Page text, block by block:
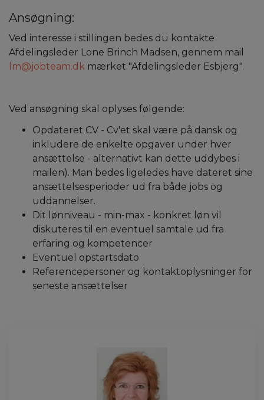
Ansøgning:
Ved interesse i stillingen bedes du kontakte
Afdelingsleder Lone Brinch Madsen, gennem mail
lm@jobteam.dk mærket "Afdelingsleder Esbjerg".
Ved ansøgning skal oplyses følgende:
Opdateret CV - Cv'et skal være på dansk og
inkludere de enkelte opgaver under hver
ansættelse - alternativt kan dette uddybes i
mailen). Man bedes ligeledes have dateret sine
ansættelsesperioder ud fra både jobs og
uddannelser.
Dit lønniveau - min-max - konkret løn vil
diskuteres til en eventuel samtale ud fra
erfaring og kompetencer
Eventuel opstartsdato
Referencepersoner og kontaktoplysninger for
seneste ansættelser